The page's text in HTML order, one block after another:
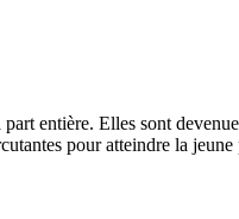
entière. Elles sont
pour atteindre la